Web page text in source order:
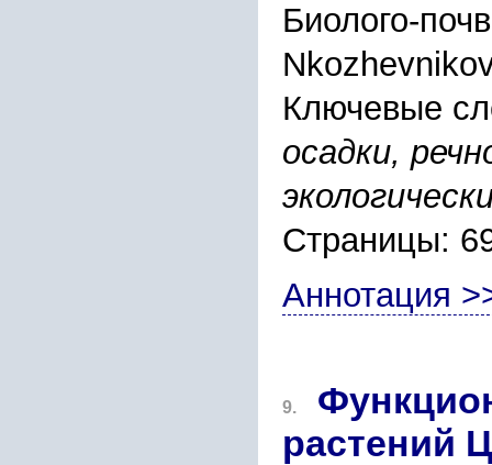
Биолого-
Ключевые
осадки,
Страницы:
Аннотация
9.
растений